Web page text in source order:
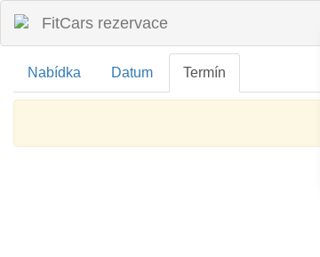
FitCars rezervace
Nabídka Datum Termín